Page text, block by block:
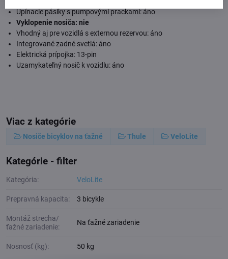
Upínacie pásiky s pumpovými prackami: áno
Vyklopenie nosiča: nie
Vhodný aj pre vozidlá s externou rezervou: áno
Integrované zadné svetlá: áno
Elektrická prípojka: 13-pin
Uzamykateľný nosič k vozidlu: áno
Viac z kategórie
Nosiče bicyklov na ťažné Thule VeloLite
Kategórie - filter
Kategória: VeloLite
Prepravná kapacita: 3 bicykle
Montáž strecha/
ťažné zariadenie:
Na ťažné zariadenie
Nosnosť (kg): 50 kg